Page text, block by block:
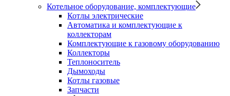
Котельное оборудование, комплектующие
Котлы электрические
Автоматика и комплектующие к
коллекторам
Комплектующие к газовому оборудованию
Коллекторы
Теплоноситель
Дымоходы
Котлы газовые
Запчасти